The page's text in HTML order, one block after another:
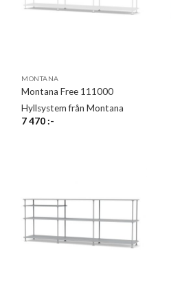
MONTANA
Montana Free 111000
Hyllsystem från Montana
7 470:-